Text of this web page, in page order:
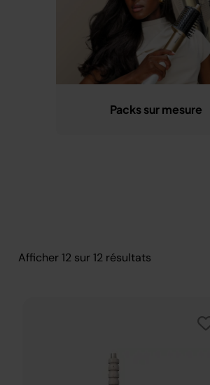
Packs sur mesure
Afficher 12 sur 12 résultats